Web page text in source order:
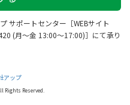
サポートセンター［WEBサイト
(月～金 13:00～17:00)］にて承り
Rights Reserved.